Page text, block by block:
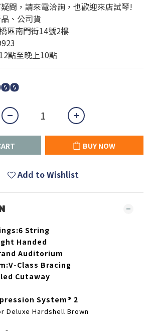
問，請來電洽詢，也歡迎來店試琴!
、公司貨
區南門街14號2樓
點至晚上10點
BUY NOW
Add to Wishlist
6 String
Handed
Auditorium
V-Class Bracing
Cutaway
System® 2
Deluxe Hardshell Brown